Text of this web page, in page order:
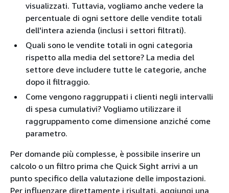
visualizzati. Tuttavia, vogliamo anche vedere la
percentuale di ogni settore delle vendite totali
dell'intera azienda (inclusi i settori filtrati).
Quali sono le vendite totali in ogni categoria
rispetto alla media del settore? La media del
settore deve includere tutte le categorie, anche
dopo il filtraggio.
Come vengono raggruppati i clienti negli intervalli
di spesa cumulativi? Vogliamo utilizzare il
raggruppamento come dimensione anziché come
parametro.
Per domande più complesse, è possibile inserire un
calcolo o un filtro prima che Quick Sight arrivi a un
punto specifico della valutazione delle impostazioni.
Per influenzare direttamente i risultati, aggiungi una